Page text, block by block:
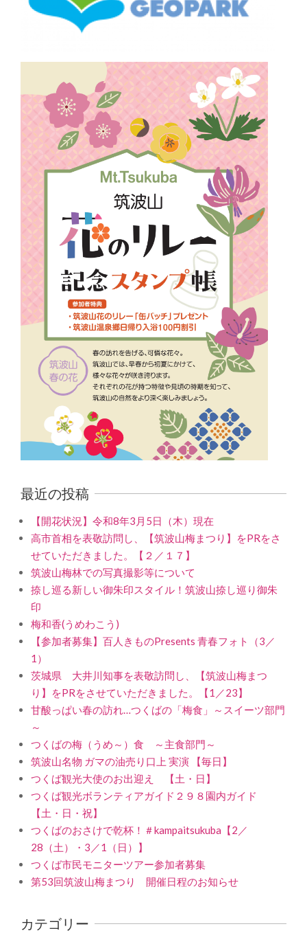
最近の投稿
【開花状況】令和8年3月5日（木）現在
高市首相を表敬訪問し、【筑波山梅まつり】をPRをさ
せていただきました。【２／１７】
筑波山梅林での写真撮影等について
捺し巡る新しい御朱印スタイル！筑波山捺し巡り御朱
印
梅和香(うめわこう)
【参加者募集】百人きものPresents 青春フォト（3／
1）
茨城県 大井川知事を表敬訪問し、【筑波山梅まつ
り】をPRをさせていただきました。【1／23】
甘酸っぱい春の訪れ…つくばの「梅食」～スイーツ部門
～
つくばの梅（うめ～）食 ～主食部門～
筑波山名物 ガマの油売り口上 実演 【毎日】
つくば観光大使のお出迎え 【土・日】
つくば観光ボランティアガイド２９８園内ガイド
【土・日・祝】
つくばのおさけで乾杯！＃kampaitsukuba【2／
28（土）・3／1（日）】
つくば市民モニターツアー参加者募集
第53回筑波山梅まつり 開催日程のお知らせ
カテゴリー